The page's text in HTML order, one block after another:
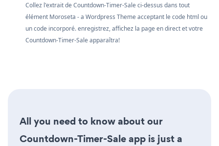
Collez l'extrait de Countdown-Timer-Sale ci-dessus dans tout
élément Moroseta - a Wordpress Theme acceptant le code html ou
un code incorporé. enregistrez, affichez la page en direct et votre
Countdown-Timer-Sale apparaîtra!
All you need to know about our
Countdown-Timer-Sale app is just a